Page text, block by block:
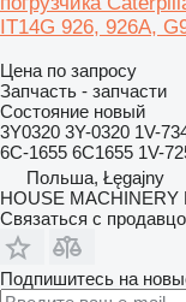
IT14G 926, 926A,
Цена по запросу
Запчасть - запчасти
Состояние новый
3Y0320 3Y-0320 1V-
6C-1655 6C1655 1V-
Польша, Łęgajny
HOUSE MACHINERY
Связаться с
Подпишитесь на